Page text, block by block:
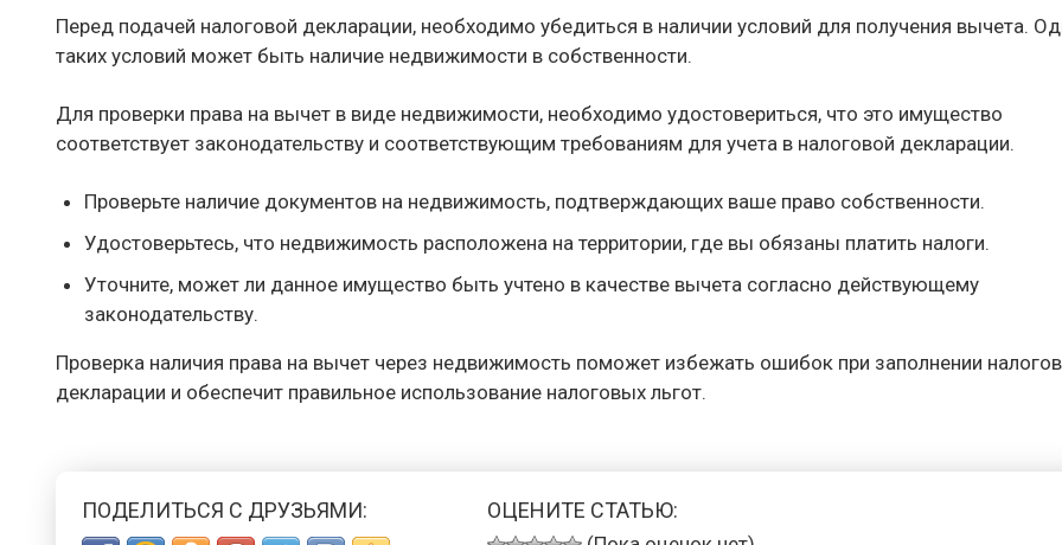
Перед подачей налоговой декларации, необходимо убедиться в наличии условий для получения вычета.
таких условий может быть наличие недвижимости в собственности.
Для проверки права на вычет в виде недвижимости, необходимо удостовериться, что это имущество
соответствует законодательству и соответствующим требованиям для учета в налоговой декларации.
Проверьте наличие документов на недвижимость, подтверждающих ваше право собственности.
Удостоверьтесь, что недвижимость расположена на территории, где вы обязаны платить налоги.
Уточните, может ли данное имущество быть учтено в качестве вычета согласно действующему
законодательству.
Проверка наличия права на вычет через недвижимость поможет избежать ошибок при заполнении
декларации и обеспечит правильное использование налоговых льгот.
ПОДЕЛИТЬСЯ С ДРУЗЬЯМИ: ОЦЕНИТЕ СТАТЬЮ: